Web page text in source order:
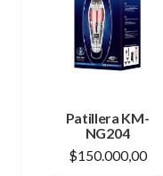
Patillera KM-
NG204
$150.000,00